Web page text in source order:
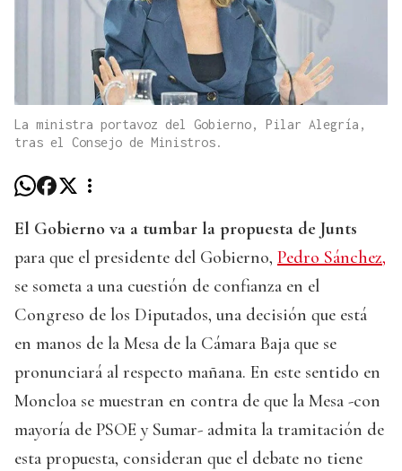
La ministra portavoz del Gobierno, Pilar Alegría,
tras el Consejo de Ministros.
El Gobierno va a tumbar la propuesta de Junts
para que el presidente del Gobierno, Pedro Sánchez,
se someta a una cuestión de confianza en el
Congreso de los Diputados, una decisión que está
en manos de la Mesa de la Cámara Baja que se
pronunciará al respecto mañana. En este sentido en
Moncloa se muestran en contra de que la Mesa -con
mayoría de PSOE y Sumar- admita la tramitación de
esta propuesta, consideran que el debate no tiene